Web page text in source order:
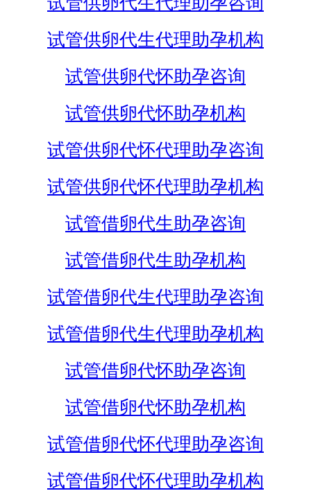
试管供卵代生代理助孕机构
试管供卵代怀助孕咨询
试管供卵代怀助孕机构
试管供卵代怀代理助孕咨询
试管供卵代怀代理助孕机构
试管借卵代生助孕咨询
试管借卵代生助孕机构
试管借卵代生代理助孕咨询
试管借卵代生代理助孕机构
试管借卵代怀助孕咨询
试管借卵代怀助孕机构
试管借卵代怀代理助孕咨询
试管借卵代怀代理助孕机构